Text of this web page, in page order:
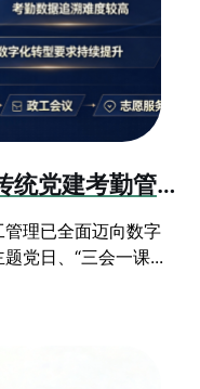
智慧政工考勤系统：解决传统党建考勤管理乱象
理已全面迈向数字
党日、“三会一课...